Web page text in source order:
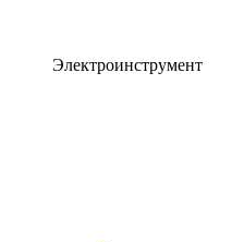
Электроинструмент